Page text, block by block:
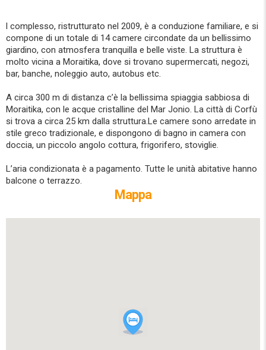
l complesso, ristrutturato nel 2009, è a conduzione familiare, e si
compone di un totale di 14 camere circondate da un bellissimo
giardino, con atmosfera tranquilla e belle viste. La struttura è
molto vicina a Moraitika, dove si trovano supermercati, negozi,
bar, banche, noleggio auto, autobus etc.
A circa 300 m di distanza c’è la bellissima spiaggia sabbiosa di
Moraitika, con le acque cristalline del Mar Jonio. La città di Corfù
si trova a circa 25 km dalla struttura.Le camere sono arredate in
stile greco tradizionale, e dispongono di bagno in camera con
doccia, un piccolo angolo cottura, frigorifero, stoviglie.
L’aria condizionata è a pagamento. Tutte le unità abitative hanno
balcone o terrazzo.
Mappa